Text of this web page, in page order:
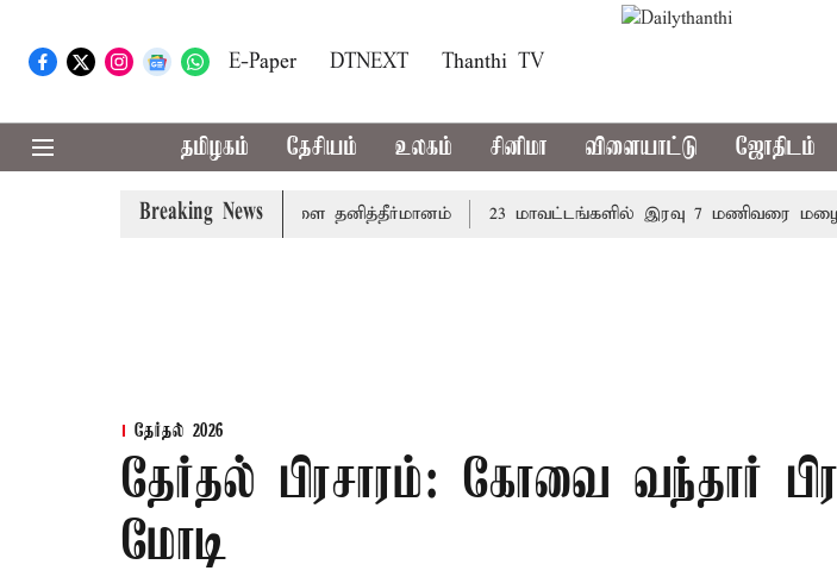
E-Paper DTNEXT Thanthi TV
தமிழகம் தேசியம் உலகம் சினிமா விளையாட்டு ஜோதிடம்
Breaking News
வாழ்த்து: சட்டமன்றத்தில் நாளை தனித்தீர்மானம் 23 மாவட்டங்களில் இரவு 7 மணிவரை மழை
தேர்தல் 2026
தேர்தல் பிரசாரம்: கோவை வந்தார்
மோடி